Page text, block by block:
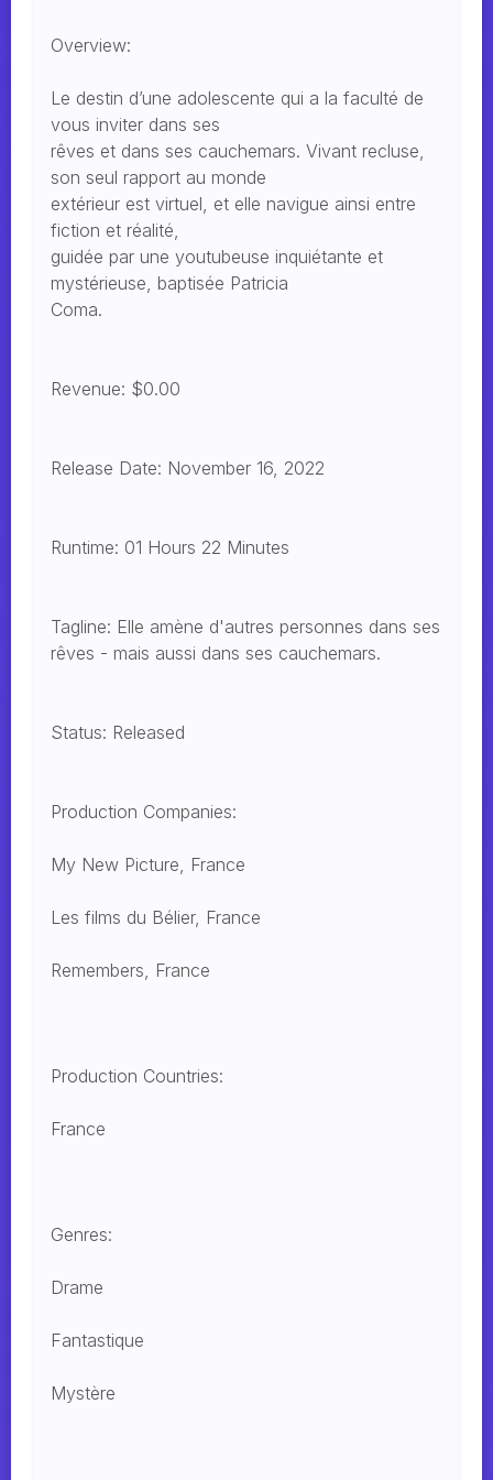
Overview:
Le destin d’une adolescente qui a la faculté de
vous inviter dans ses
rêves et dans ses cauchemars. Vivant recluse,
son seul rapport au monde
extérieur est virtuel, et elle navigue ainsi entre
fiction et réalité,
guidée par une youtubeuse inquiétante et
mystérieuse, baptisée Patricia
Coma.
Revenue: $0.00
Release Date: November 16, 2022
Runtime: 01 Hours 22 Minutes
Tagline: Elle amène d'autres personnes dans ses
rêves - mais aussi dans ses cauchemars.
Status: Released
Production Companies:
My New Picture, France
Les films du Bélier, France
Remembers, France
Production Countries:
France
Genres:
Drame
Fantastique
Mystère